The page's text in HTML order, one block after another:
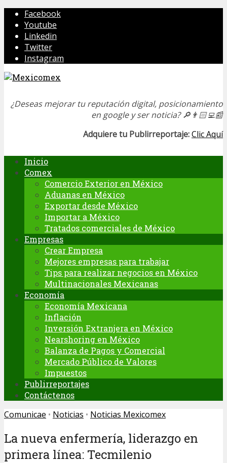
Facebook
Youtube
Linkedin
Twitter
Instagram
¿Deseas mejorar tu reputación digital, posicionamiento
en google y ser noticia?🔎👨🏻‍💻📰
Adquiere tu Publirreportaje:Clic Aquí
Inicio
Comex
Comercio Exterior en México
Aduanas en México
Exportar desde México
Importar a México
Tratados comerciales de México
Empresas
Crear Empresa
Mejores empresas para trabajar
Tips para realizar negocios en México
Multinacionales Mexicanas
Economía
Economía Mexicana
Inflación
Inversión Extranjera en México
Nearshoring en México
Balanza de Pagos y Comercial
Mercado Público de Valores
Impuestos
Publirreportajes
Contáctenos
Comunicae • Noticias • Noticias Mexicomex
La nueva enfermería, liderazgo en
primera línea: Tecmilenio